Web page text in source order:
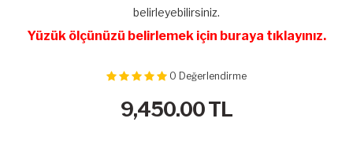
belirleyebilirsiniz.
Yüzük ölçünüzü belirlemek için buraya tıklayınız.
0 Değerlendirme
9,450.00TL